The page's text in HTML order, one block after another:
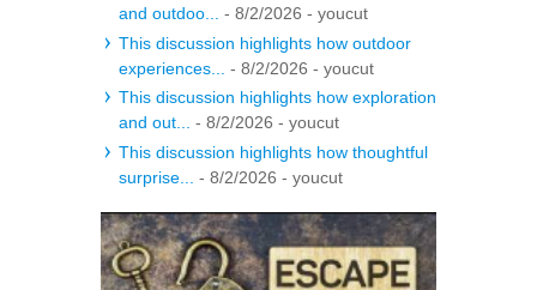
and outdoo...
- 8/2/2026 - youcut
This discussion highlights how outdoor
experiences...
- 8/2/2026 - youcut
This discussion highlights how exploration
and out...
- 8/2/2026 - youcut
This discussion highlights how thoughtful
surprise...
- 8/2/2026 - youcut